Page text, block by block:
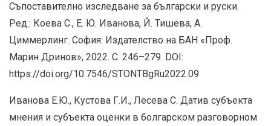
Съпоставително изследване за български и руски.
Ред.: Коева С., Е. Ю. Иванова, Й. Тишева, А.
Циммерлинг. София: Издателство на БАН «Проф.
Марин Дринов», 2022. С. 246–279. DOI:
https://doi.org/10.7546/STONTBgRu2022.09
Иванова Е.Ю., Кустова Г.И., Лесева С. Датив субъекта
мнения и субъекта оценки в болгарском разговорном